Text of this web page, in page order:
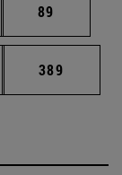
intermedias
Página
89
intermedias
Página
389